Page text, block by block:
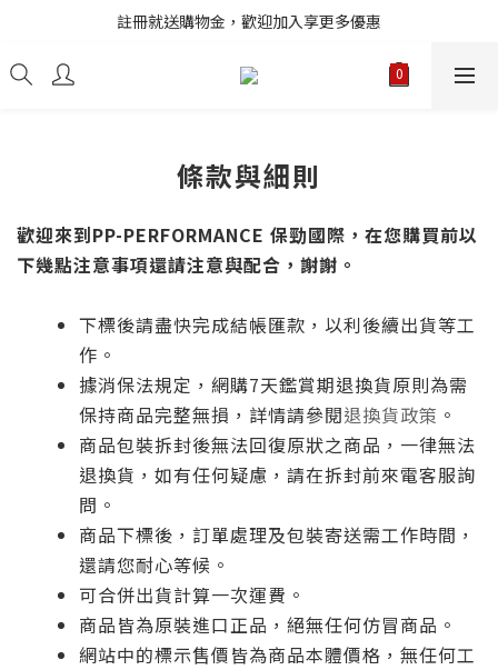
註冊就送購物金，歡迎加入享更多優惠
註冊就送購物金，歡迎加入享更多優惠
進口商品庫存變動快速，無法即時更新，請多加利用詢問功能
條款與細則
歡迎來到PP-PERFORMANCE 保勁國際，在您購買前以
下幾點注意事項還請注意與配合，謝謝。
下標後請盡快完成結帳匯款，以利後續出貨等工
作。
據消保法規定，網購7天鑑賞期退換貨原則為需
保持商品完整無損，詳情請參閱退換貨政策 。
商品包裝拆封後無法回復原狀之商品，一律無法
退換貨，如有任何疑慮，請在拆封前來電客服詢
問。
商品下標後，訂單處理及包裝寄送需工作時間，
還請您耐心等候。
可合併出貨計算一次運費。
商品皆為原裝進口正品，絕無任何仿冒商品。
網站中的標示售價皆為商品本體價格，無任何工